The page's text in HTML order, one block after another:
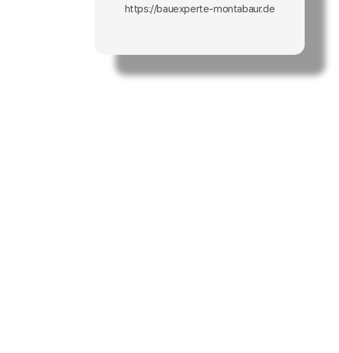
https://bauexperte-montabaur.de